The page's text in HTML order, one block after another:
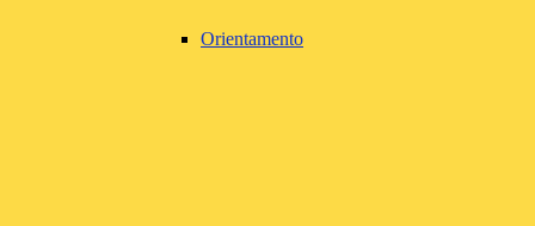
Orientamento